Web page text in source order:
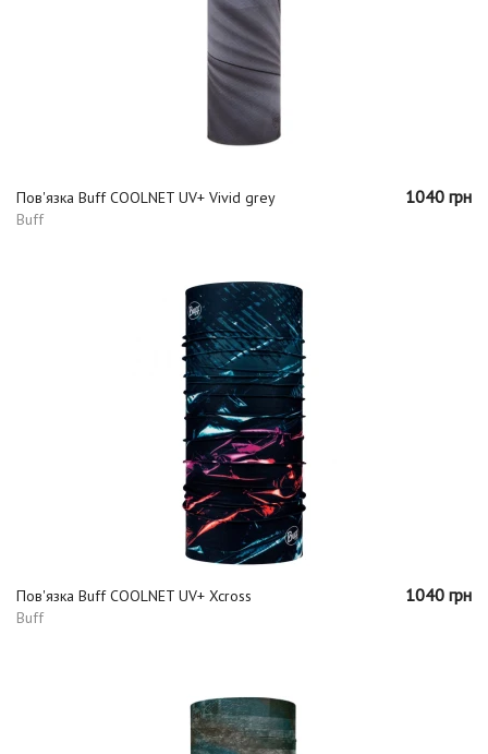
Пов'язка Buff COOLNET UV+ Vivid grey
Buff
1040 грн
Пов'язка Buff COOLNET UV+ Xcross
Buff
1040 грн